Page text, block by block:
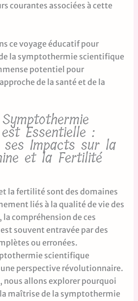
courantes associées à cette
ce voyage éducatif pour
la symptothermie scientifique
potentiel pour
de la santé et de la
Essentielle :
ses Impacts sur la
et la Fertilité
la fertilité sont des domaines
liés à la qualité de vie des
compréhension de ces
souvent entravée par des
ou erronées.
scientifique
perspective révolutionnaire.
nous allons explorer pourquoi
la maîtrise de la symptothermie